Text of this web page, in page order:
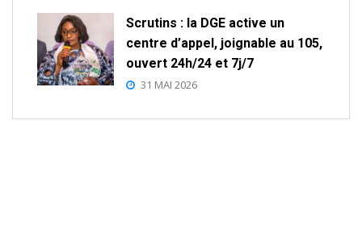
Scrutins : la DGE active un
centre d’appel, joignable au 105,
ouvert 24h/24 et 7j/7
31 MAI 2026